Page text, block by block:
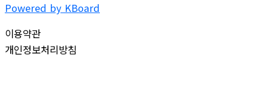
Powered by KBoard
이용약관
개인정보처리방침